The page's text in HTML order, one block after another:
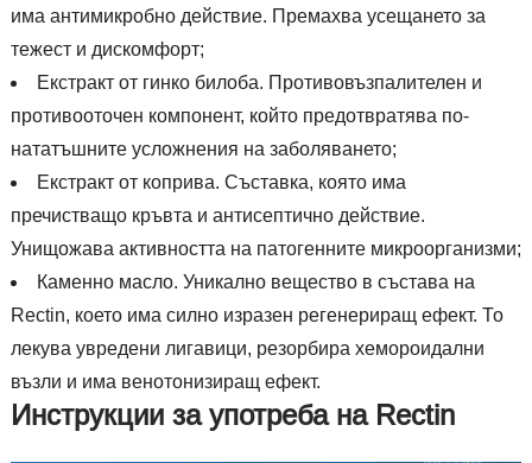
има антимикробно действие. Премахва усещането за
тежест и дискомфорт;
Екстракт от гинко билоба. Противовъзпалителен и
противооточен компонент, който предотвратява по-
нататъшните усложнения на заболяването;
Екстракт от коприва. Съставка, която има
пречистващо кръвта и антисептично действие.
Унищожава активността на патогенните микроорганизми;
Каменно масло. Уникално вещество в състава на
Rectin, което има силно изразен регенериращ ефект. То
лекува увредени лигавици, резорбира хемороидални
възли и има венотонизиращ ефект.
Инструкции за употреба на Rectin